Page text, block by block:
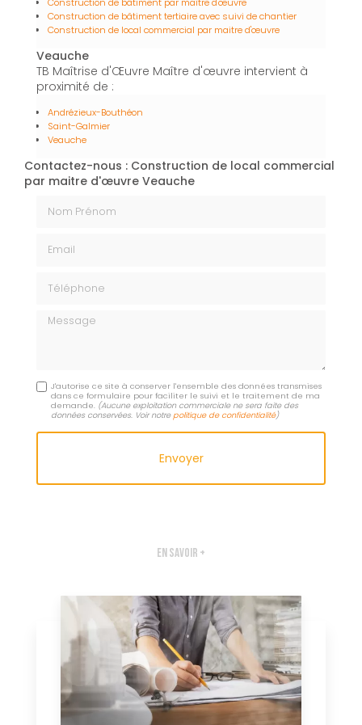
Construction de bâtiment tertiaire avec suivi de chantier
Construction de local commercial par maitre d'œuvre
Veauche
TB Maîtrise d'Œuvre Maître d'œuvre intervient à
proximité de :
Andrézieux-Bouthéon
Saint-Galmier
Veauche
Contactez-nous : Construction de local commercial
par maitre d'œuvre Veauche
Message
J'autorise ce site à conserver l'ensemble des données transmises
dans ce formulaire pour faciliter le suivi et le traitement de ma
demande. (Aucune exploitation commerciale ne sera faite des
données conservées. Voir notrepolitique de confidentialité)
En savoir +